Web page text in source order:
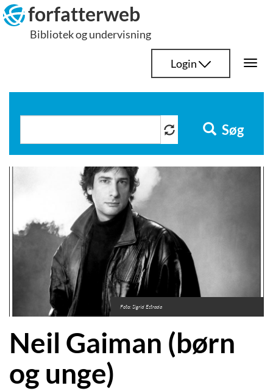
Hop
til
indhold
forfatterweb
Bibliotek og undervisning
Login
Søg
Foto: Sigrid Estrada
Neil Gaiman (børn
og unge)